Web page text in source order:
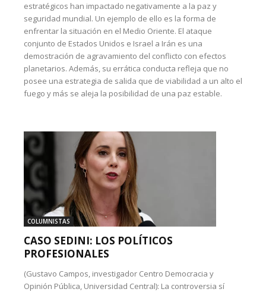
estratégicos han impactado negativamente a la paz y
seguridad mundial. Un ejemplo de ello es la forma de
enfrentar la situación en el Medio Oriente. El ataque
conjunto de Estados Unidos e Israel a Irán es una
demostración de agravamiento del conflicto con efectos
planetarios. Además, su errática conducta refleja que no
posee una estrategia de salida que de viabilidad a un alto el
fuego y más se aleja la posibilidad de una paz estable.
COLUMNISTAS
CASO SEDINI: LOS POLÍTICOS
PROFESIONALES
(Gustavo Campos, investigador Centro Democracia y
Opinión Pública, Universidad Central): La controversia sí